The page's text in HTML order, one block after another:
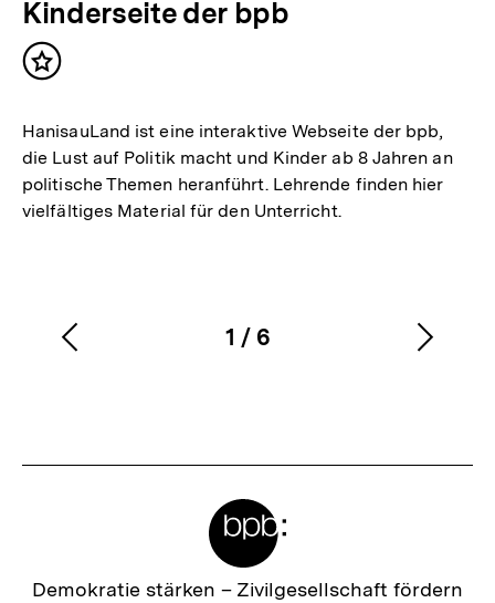
Kinderseite der bpb
Inhalt
HanisauLand ist eine interaktive Webseite der bpb,
die Lust auf Politik macht und Kinder ab 8 Jahren an
politische Themen heranführt. Lehrende finden hier
vielfältiges Material für den Unterricht.
Karussellinhalt
1
von
/ 6
Vorherigen
Zur
Demokratie stärken – Zivilgesellschaft fördern